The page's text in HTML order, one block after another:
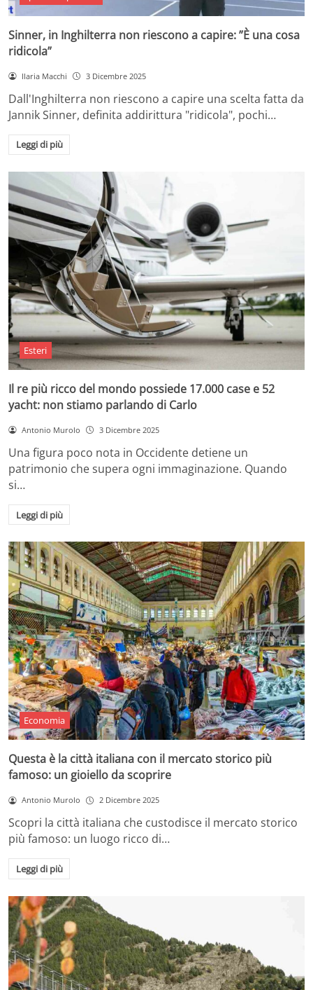
Sinner, in Inghilterra non riescono a capire: ”È una cosa
ridicola”
Ilaria Macchi 3 Dicembre 2025
Dall'Inghilterra non riescono a capire una scelta fatta da
Jannik Sinner, definita addirittura "ridicola", pochi…
Leggi di più
Esteri
Il re più ricco del mondo possiede 17.000 case e 52
yacht: non stiamo parlando di Carlo
Antonio Murolo 3 Dicembre 2025
Una figura poco nota in Occidente detiene un
patrimonio che supera ogni immaginazione. Quando
si…
Leggi di più
Economia
Questa è la città italiana con il mercato storico più
famoso: un gioiello da scoprire
Antonio Murolo 2 Dicembre 2025
Scopri la città italiana che custodisce il mercato storico
più famoso: un luogo ricco di…
Leggi di più